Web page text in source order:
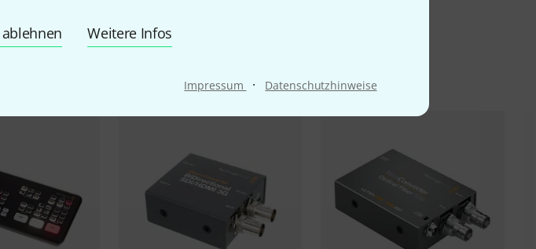
Weitere Infos
Impressum · Datenschutzhinweise
Artikel